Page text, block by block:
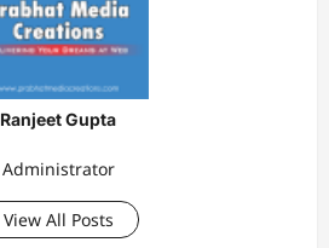
Ranjeet Gupta
Administrator
View All Posts